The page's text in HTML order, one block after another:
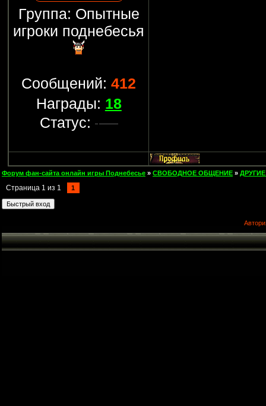
Группа: Опытные
игроки поднебесья
Сообщений:412
Награды: 18
Статус:
Форум фан-сайта онлайн игры Поднебесье » СВОБОДНОЕ ОБЩЕНИЕ »
Страница 1 из 1 1